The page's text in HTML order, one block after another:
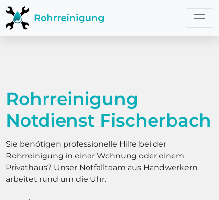
Rohrreinigung
Notdienst Fischerbach
Sie benötigen professionelle Hilfe bei der
Rohrreinigung in einer Wohnung oder einem
Privathaus? Unser Notfallteam aus Handwerkern
arbeitet rund um die Uhr.